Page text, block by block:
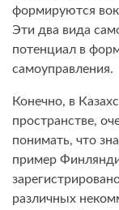
формируются
Эти два вида
потенциал в
самоуправления.
Конечно, в
пространстве,
понимать, что
пример
различных